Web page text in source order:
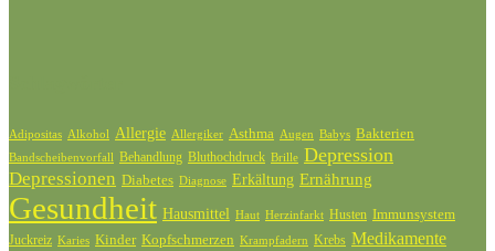
Adipositas Alkohol Allergie Allergiker Asthma Augen Babys Bakterien
Bandscheibenvorfall Behandlung Bluthochdruck Brille Depression
Depressionen Diabetes Diagnose Erkältung Ernährung
Gesundheit Hausmittel Haut Herzinfarkt Husten Immunsystem
Juckreiz Karies Kinder Kopfschmerzen Krampfadern Krebs Medikamente